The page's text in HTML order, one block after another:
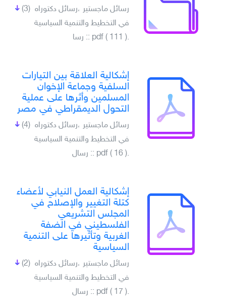
(3) رسائل ماجستير ،رسائل دكتوراه
في التخطيط والتنمية السياسية
.pdf ( 111 ) :: رسا
إشكالية العلاقة بين التيارات
السلفية وجماعة الإخوان
المسلمين وأثرها على عملية
التحول الديمقراطي في مصر
(4) رسائل ماجستير ،رسائل دكتوراه
في التخطيط والتنمية السياسية
.pdf ( 16 ) :: رسال
إشكالية العمل النيابي لأعضاء
كتلة التغيير والإصلاح في
المجلس التشريعي
الفلسطيني في الضفة
الغربية وتأثيرها على التنمية
السياسية
(2) رسائل ماجستير ،رسائل دكتوراه
في التخطيط والتنمية السياسية
.pdf ( 17 ) :: رسال